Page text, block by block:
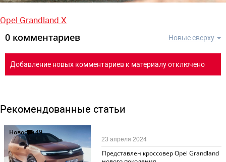
Opel Grandland X
Новые сверху
0 комментариев
Добавление новых комментариев к материалу отключено
Рекомендованные статьи
Новости49
Представлен кроссовер Opel Grandland
23 апреля 2024